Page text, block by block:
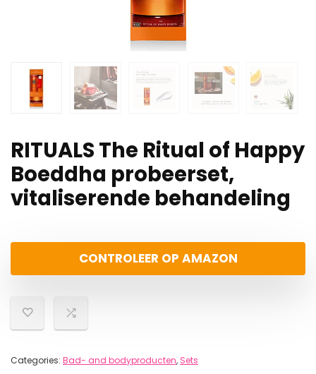
RITUALS The Ritual of Happy
Boeddha probeerset,
vitaliserende behandeling
CONTROLEER OP AMAZON
Categories: Bad- and bodyproducten, Sets